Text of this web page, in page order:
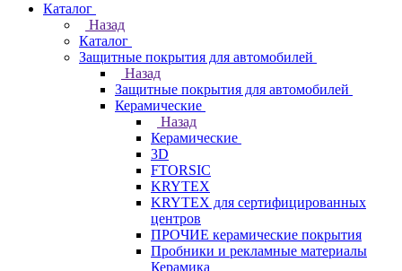
Каталог
Назад
Каталог
Защитные покрытия для автомобилей
Назад
Защитные покрытия для автомобилей
Керамические
Назад
Керамические
3D
FTORSIC
KRYTEX
KRYTEX для сертифицированных
центров
ПРОЧИЕ керамические покрытия
Пробники и рекламные материалы
Керамика